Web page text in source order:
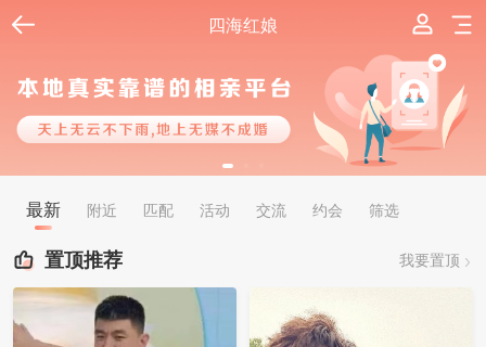
四海红娘
最新 附近 匹配 活动 交流 约会 筛选
我要置顶
置顶推荐